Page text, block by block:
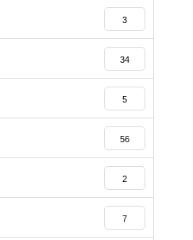
3
34
5
56
2
7